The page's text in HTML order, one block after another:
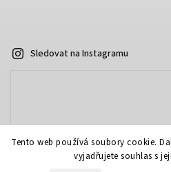
Tento web používá soubory cookie.
vyjadřujete souhlas s
Sledovat na Instagramu